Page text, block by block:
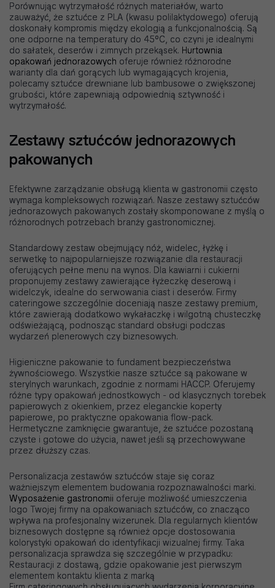
Porównując wytrzymałość różnych materiałów, warto
zauważyć, że sztućce z PLA (kwasu polilaktydowego) oferują
doskonały kompromis między ekologią a funkcjonalnością. Są
one odporne na temperatury do 45°C, co czyni je idealnymi
do sałatek, deserów i zimnych przekąsek. Hurtownia
opakowań jednorazowych oferuje również różnorodne
warianty dla dań gorących lub wymagających krojenia,
polecamy sztućce drewniane lub bambusowe o zwiększonej
grubości, które zapewniają odpowiednią sztywność i
wytrzymałość.
Zestawy sztućców jednorazowych
pakowanych
Efektywne zarządzanie obsługą klienta w gastronomii często
wymaga kompleksowych rozwiązań. Nasze zestawy sztućców
jednorazowych pakowanych zostały skomponowane z myślą o
różnorodnych potrzebach branży gastronomicznej.
Standardowy zestaw obejmujący nóż, widelec, łyżkę i
serwetkę to najpopularniejsze rozwiązanie dla restauracji
oferujących pełne menu na wynos. Dla kawiarni i cukierni
proponujemy zestawy zawierające łyżeczkę deserową i
widelczyk, idealne do serwowania ciast i deserów. Firmy
cateringowe szczególnie doceniają nasze zestawy premium,
które zawierają dodatkowo wykałaczkę i wilgotną chusteczkę
odświeżającą, podnosząc standard obsługi podczas
wydarzeń plenerowych czy biznesowych.
Higieniczne pakowanie to fundament bezpieczeństwa
żywnościowego. Wszystkie nasze sztućce są pakowane w
sterylnych warunkach, zgodnie z normami HACCP. Oferujemy
różne typy opakowań jednostkowych - od klasycznych torebek
papierowych z okienkiem, przez eleganckie koperty
papierowe, po praktyczne opakowania flow-pack.
Hermetyczne zamknięcie gwarantuje, że sztućce pozostaną
czyste i gotowe do użycia, nawet jeśli są przechowywane
przez dłuższy czas.
Personalizacja zestawów sztućców staje się coraz
ważniejszym elementem budowania rozpoznawalności marki.
Wyposażenie gastronomii oferuje możliwość umieszczenia
logo Twojej firmy na opakowaniach sztućców, co znacząco
wpływa na profesjonalny wizerunek. Dla regularnych klientów
biznesowych dostępne są również opcje dostosowania
kolorystyki opakowań do identyfikacji wizualnej firmy. Taka
personalizacja sprawdza się szczególnie w przypadku:
Restauracji z dostawą, gdzie opakowanie jest pierwszym
elementem kontaktu klienta z marką